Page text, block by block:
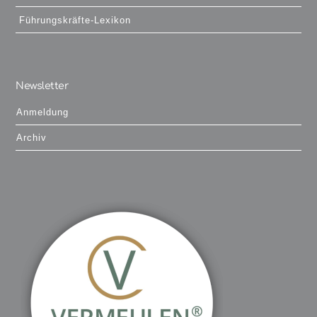
Führungskräfte-Lexikon
Newsletter
Anmeldung
Archiv